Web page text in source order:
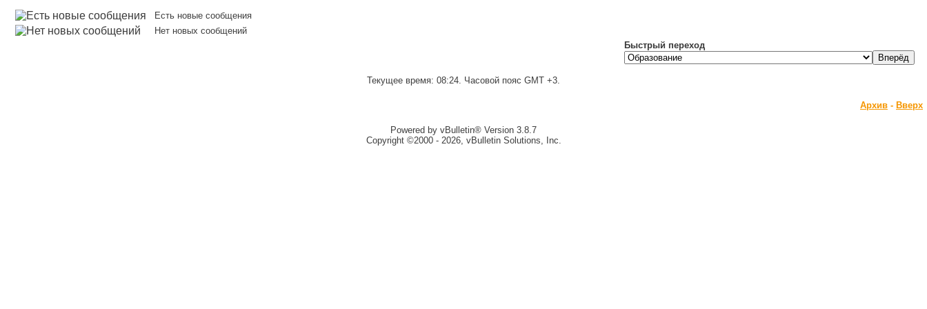
Есть новые сообщения
Нет новых сообщений
Быстрый переход
Текущее время: 08:24. Часовой пояс GMT +3.
Архив - Вверх
Powered by vBulletin® Version 3.8.7
Copyright ©2000 - 2026, vBulletin Solutions, Inc.